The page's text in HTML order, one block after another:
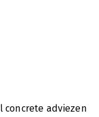
concrete adviezen